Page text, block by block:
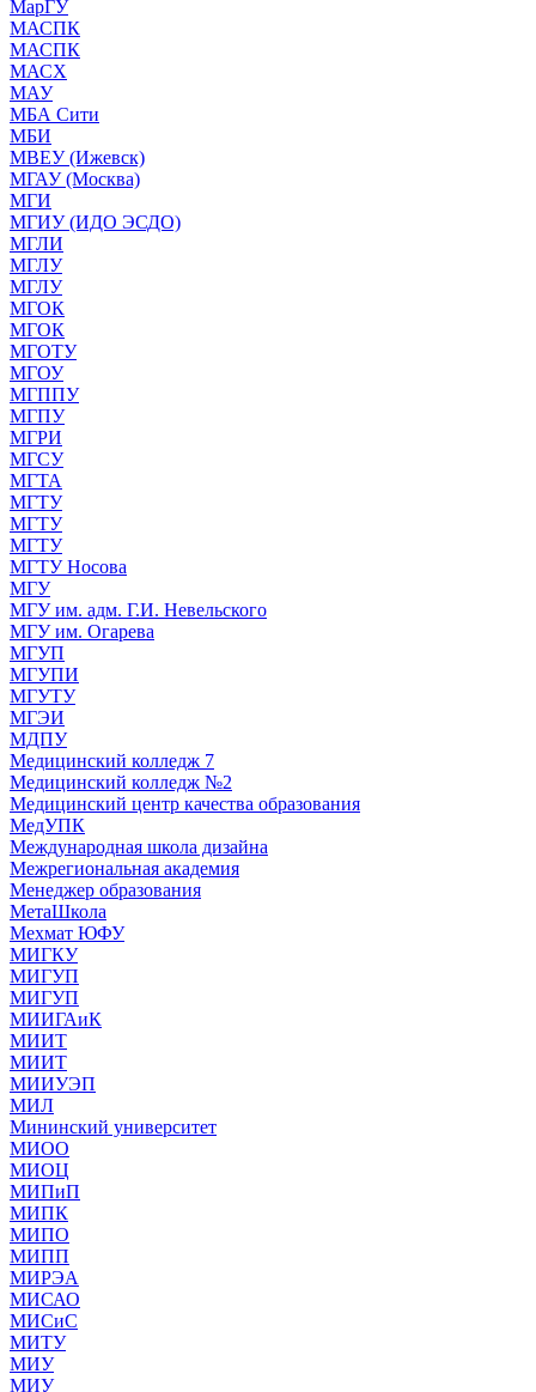
МарГУ
МАСПК
МАСПК
МАСХ
МАУ
МБА Сити
МБИ
МВЕУ (Ижевск)
МГАУ (Москва)
МГИ
МГИУ (ИДО ЭСДО)
МГЛИ
МГЛУ
МГЛУ
МГОК
МГОК
МГОТУ
МГОУ
МГППУ
МГПУ
МГРИ
МГСУ
МГТА
МГТУ
МГТУ
МГТУ
МГТУ Носова
МГУ
МГУ им. адм. Г.И. Невельского
МГУ им. Огарева
МГУП
МГУПИ
МГУТУ
МГЭИ
МДПУ
Медицинский колледж 7
Медицинский колледж №2
Медицинский центр качества образования
МедУПК
Международная школа дизайна
Межрегиональная академия
Менеджер образования
МетаШкола
Мехмат ЮФУ
МИГКУ
МИГУП
МИГУП
МИИГАиК
МИИТ
МИИТ
МИИУЭП
МИЛ
Мининский университет
МИОО
МИОЦ
МИПиП
МИПК
МИПО
МИПП
МИРЭА
МИСАО
МИСиС
МИТУ
МИУ
МИУ